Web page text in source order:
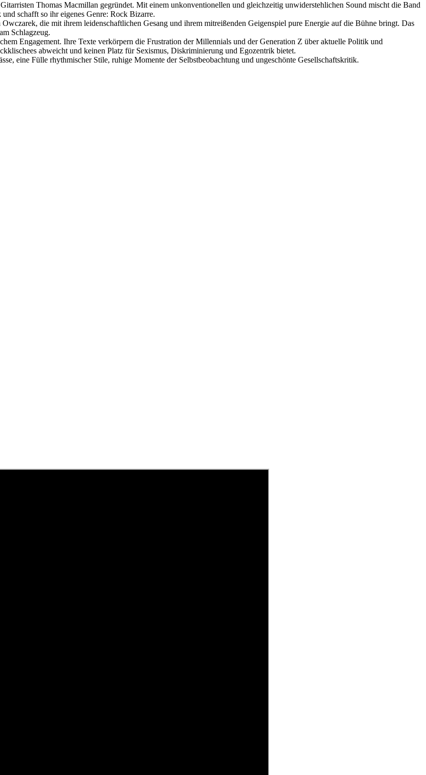
Thomas Macmillan gegründet. Mit einem unkonventionellen und gleichzeitig unwiderstehlichen Sound mischt die Band
schafft so ihr eigenes Genre: Rock Bizarre.
die mit ihrem leidenschaftlichen Gesang und ihrem mitreißenden Geigenspiel pure Energie auf die Bühne bringt. Das
Schlagzeug.
Engagement. Ihre Texte verkörpern die Frustration der Millennials und der Generation Z über aktuelle Politik und
abweicht und keinen Platz für Sexismus, Diskriminierung und Egozentrik bietet.
eine Fülle rhythmischer Stile, ruhige Momente der Selbstbeobachtung und ungeschönte Gesellschaftskritik.